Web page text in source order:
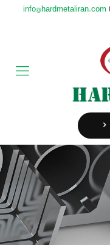
info@hardmetaliran.com